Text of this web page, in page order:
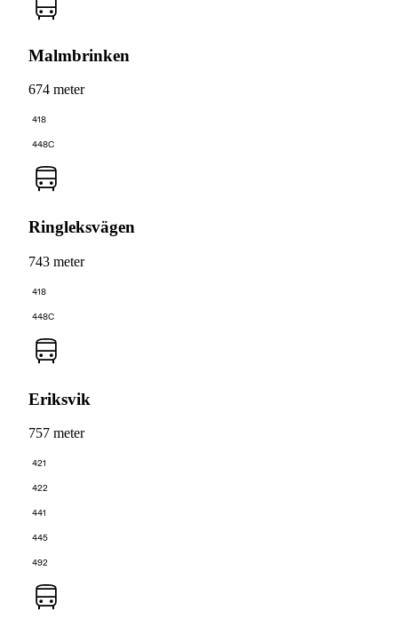
Malmbrinken
674 meter
418
448C
Ringleksvägen
743 meter
418
448C
Eriksvik
757 meter
421
422
441
445
492